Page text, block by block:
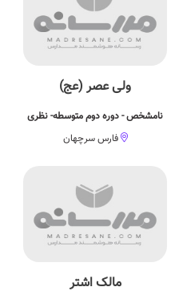
ولی عصر (عج)
نامشخص - دوره دوم متوسطه- نظری
فارس سرچهان
مالک اشتر